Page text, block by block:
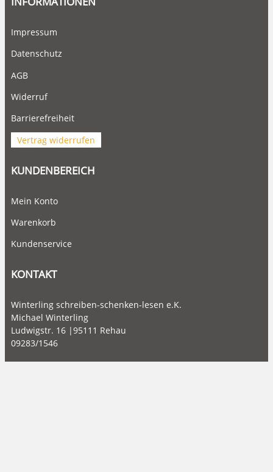
Impressum
Datenschutz
AGB
Widerruf
Barrierefreiheit
Vertrag widerrufen
KUNDENBEREICH
Mein Konto
Warenkorb
Kundenservice
KONTAKT
Winterling schreiben-schenken-lesen e.K.
Michael Winterling
Ludwigstr. 16 |95111 Rehau
09283/1546